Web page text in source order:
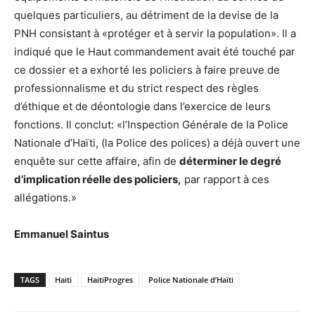
quelques particuliers, au détriment de la devise de la
PNH consistant à «protéger et à servir la population». Il a
indiqué que le Haut commandement avait été touché par
ce dossier et a exhorté les policiers à faire preuve de
professionnalisme et du strict respect des règles
d’éthique et de déontologie dans l’exercice de leurs
fonctions. Il conclut: «l’Inspection Générale de la Police
Nationale d’Haïti, (la Police des polices) a déjà ouvert une
enquête sur cette affaire, afin de déterminer le degré
d’implication réelle des policiers, par rapport à ces
allégations.»
Emmanuel Saintus
TAGS Haiti HaitiProgres Police Nationale d’Haïti